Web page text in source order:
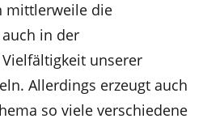
mittlerweile die
in der
unserer
Allerdings erzeugt auch
so viele verschiedene